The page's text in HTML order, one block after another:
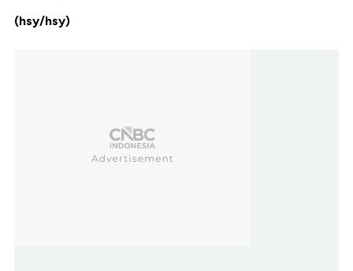
(hsy/hsy)